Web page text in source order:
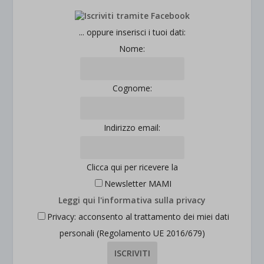
... oppure inserisci i tuoi dati:
Nome:
Cognome:
Indirizzo email:
Clicca qui per ricevere la
Newsletter MAMI
Leggi qui l'informativa sulla privacy
Privacy: acconsento al trattamento dei miei dati
personali (Regolamento UE 2016/679)